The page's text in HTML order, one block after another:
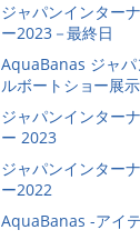
ジャパンインター
ー2023－最終日
AquaBanas ジャパ
ルボートショー展
ジャパンインター
ー 2023
ジャパンインター
ー2022
AquaBanas -アイ